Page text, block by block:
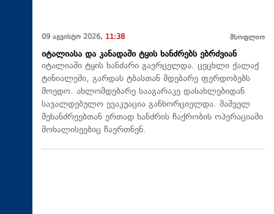
09 აგვისტო 2026, 11:38 მსოფლიო
იტალიასა და კანადაში ტყის ხანძრებს ებრძვიან
იტალიაში ტყის ხანძარი გავრცელდა. ცეცხლი ქალაქ
ტინიალეში, გარდას ტბასთან მდებარე ფერდობებს
მოედო. ახლომდებარე სააგარაკე დასახლებიდან
სავალდებულო ევაკუაცია განხორციელდა. მაშველ
მეხანძრეებთან ერთად ხანძრის ჩაქრობის ოპერაციაში
მოხალისეებიც ჩაერთნენ.